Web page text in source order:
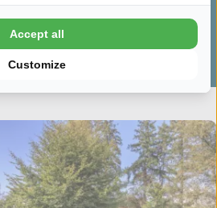
en accommodaties
tot rust
Customize
Accept all